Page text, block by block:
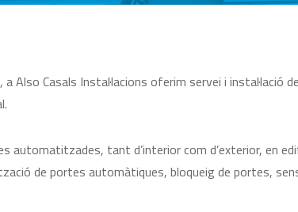
Also Casals Instal·lacions oferim servei i instal·lació
automatitzades, tant d’interior com d’exterior, en
de portes automàtiques, bloqueig de portes,